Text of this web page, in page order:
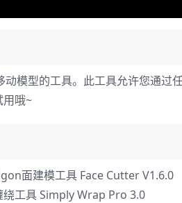
模型的工具。此工具允许您通
用哦~
面建模工具 Face Cutter V1.6.0
工具 Simply Wrap Pro 3.0